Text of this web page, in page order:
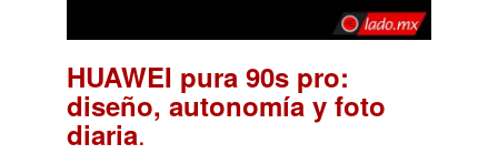
HUAWEI pura 90s pro:
diseño, autonomía y foto
diaria.